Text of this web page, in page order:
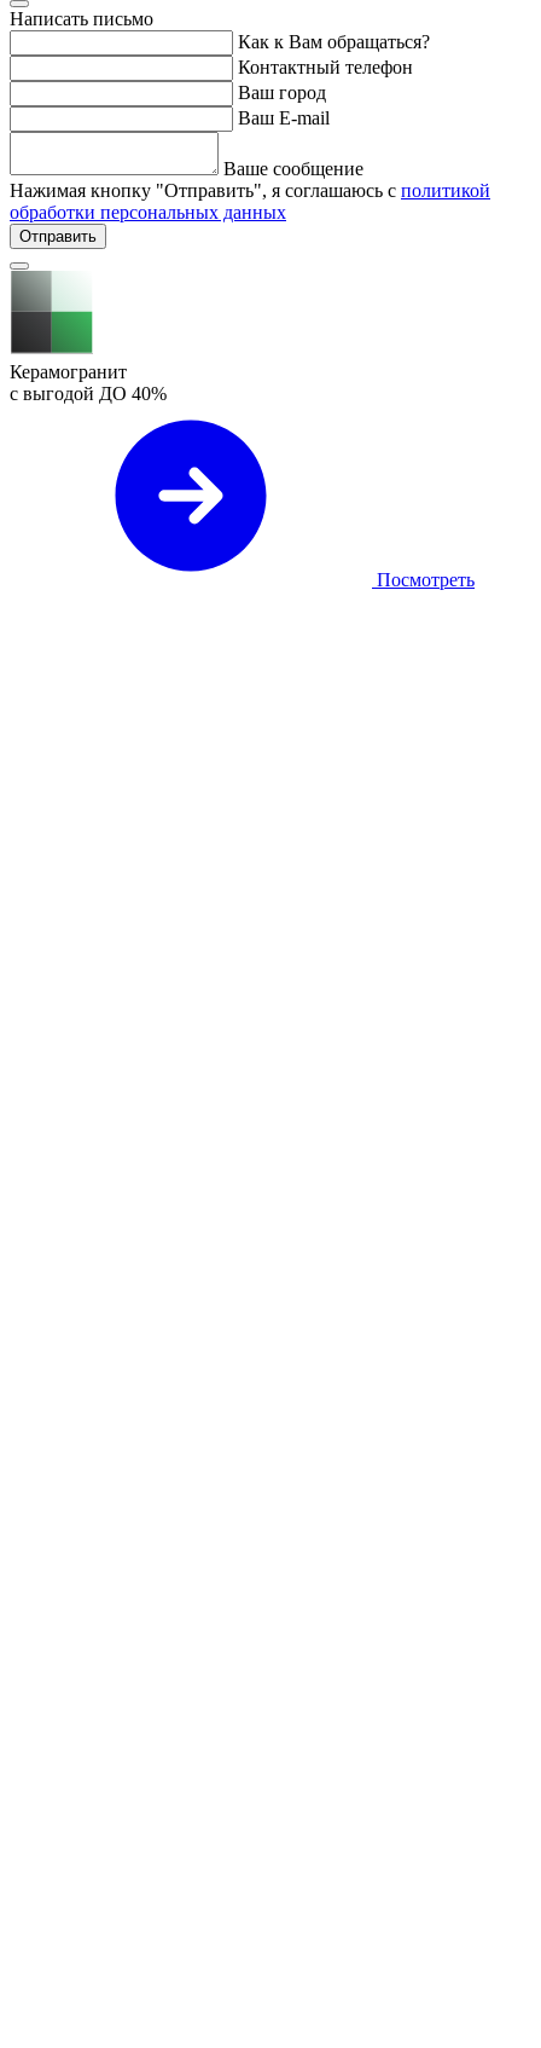
Написать письмо
Как к Вам обращаться?
Контактный телефон
Ваш город
Ваш E-mail
Ваше сообщение
Нажимая кнопку "Отправить", я соглашаюсь с политикой
обработки персональных данных
Отправить
Керамогранит
с выгодой ДО 40%
Посмотреть